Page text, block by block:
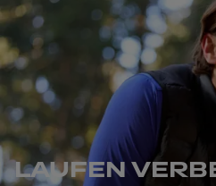
LAUFEN